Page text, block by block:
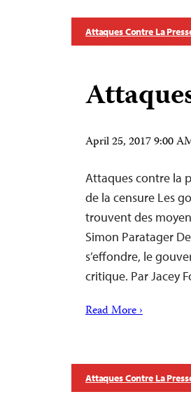
Attaques Contre La
April 25, 2017 9:00
Attaques contre la
de la censure Les
trouvent des
Simon Paratager
s’effondre, le
critique. Par Jacey
Read More ›
Attaques Contre La